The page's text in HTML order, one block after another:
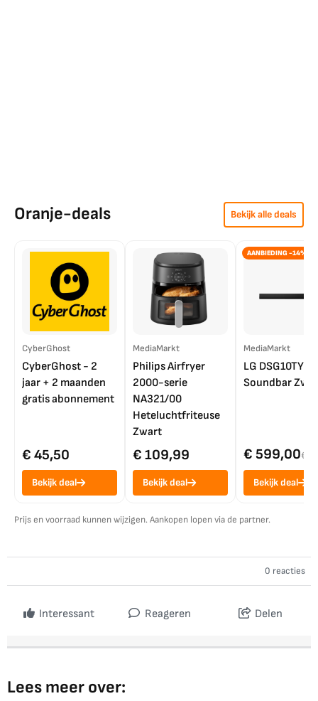
Oranje-deals Bekijk alle deals
CyberGhost
CyberGhost - 2
jaar + 2 maanden
gratis abonnement
€ 45,50
Bekijk deal
MediaMarkt
Philips Airfryer
2000-serie
NA321/00
Heteluchtfriteuse
Zwart
€ 109,99
Bekijk deal
AANBIEDING -14%
MediaMarkt
LG DSG10TY
Soundbar
€ 599,00€
Bekijk deal
Prijs en voorraad kunnen wijzigen. Aankopen lopen via de partner.
0 reacties
Interessant Reageren Delen
Lees meer over: